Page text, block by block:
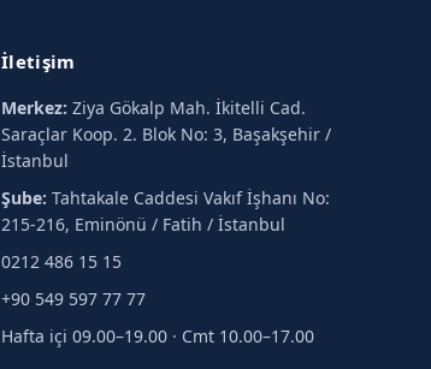
İletişim
Merkez: Ziya Gökalp Mah. İkitelli Cad.
Saraçlar Koop. 2. Blok No: 3, Başakşehir /
İstanbul
Şube: Tahtakale Caddesi Vakıf İşhanı No:
215-216, Eminönü / Fatih / İstanbul
0212 486 15 15
+90 549 597 77 77
Hafta içi 09.00–19.00 · Cmt 10.00–17.00